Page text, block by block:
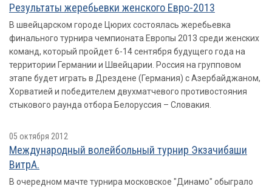
Результаты жеребьевки женского Евро-2013
В швейцарском городе Цюрих состоялась жеребьевка
финального турнира чемпионата Европы 2013 среди женских
команд, который пройдет 6-14 сентября будущего года на
территории Германии и Швейцарии. Россия на групповом
этапе будет играть в Дрездене (Германия) с Азербайджаном,
Хорватией и победителем двухматчевого противостояния
стыкового раунда отбора Белоруссия – Словакия.
05 октября 2012
Международный волейбольный турнир Экзачибаши
ВитрА.
В очередном мачте турнира московское "Динамо" обыграло